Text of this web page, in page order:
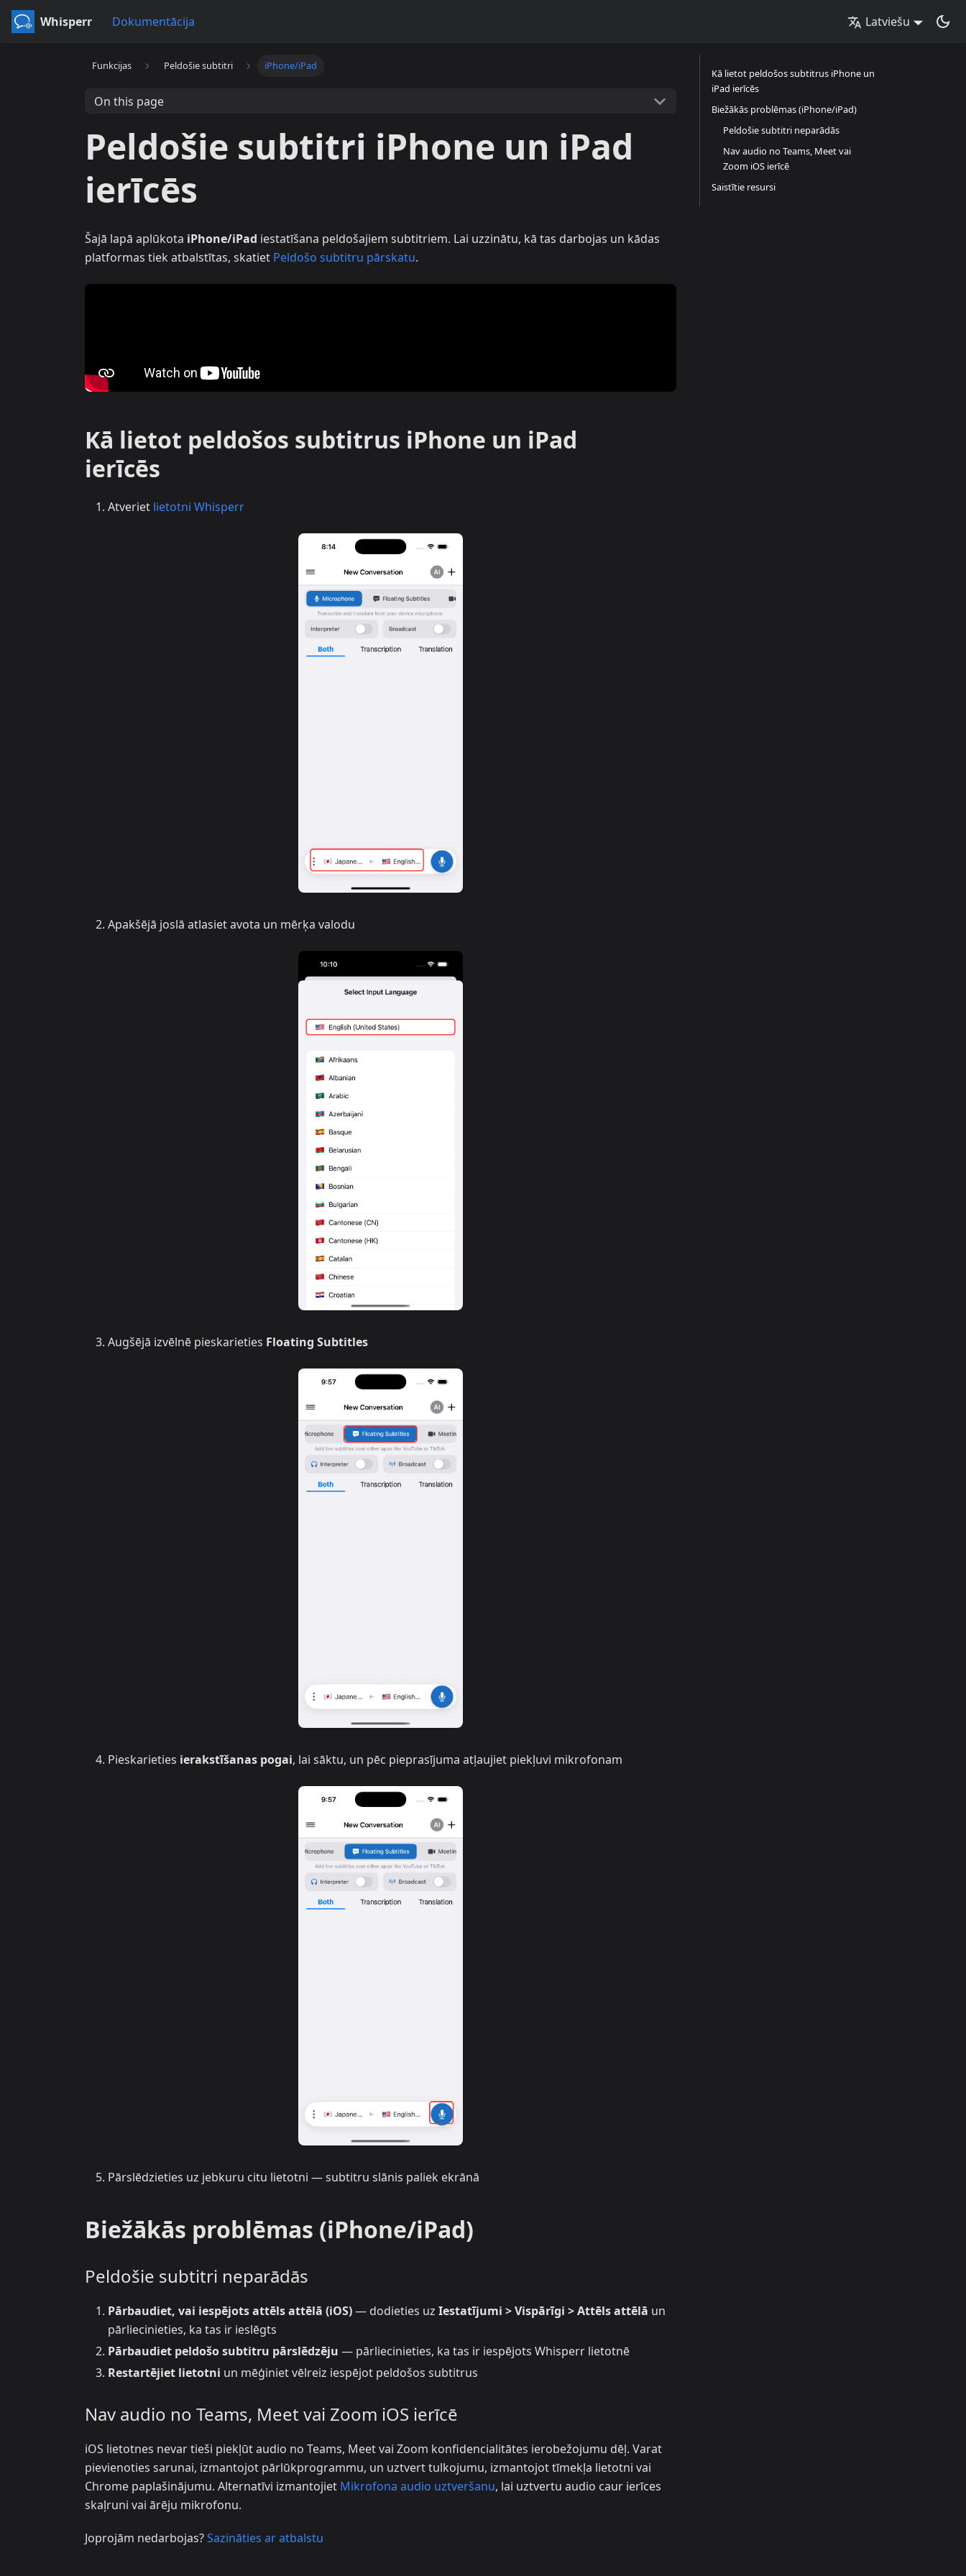
Whisperr Dokumentācija Latviešu
Funkcijas Peldošie subtitri iPhone/iPad
On this page
Peldošie subtitri iPhone un iPad
ierīcēs
Šajā lapā aplūkota iPhone/iPad iestatīšana peldošajiem subtitriem. Lai uzzinātu, kā tas darbojas un kādas
platformas tiek atbalstītas, skatiet Peldošo subtitru pārskatu.
Kā lietot peldošos subtitrus iPhone un iPad
ierīcēs
Atveriet lietotni Whisperr
Apakšējā joslā atlasiet avota un mērķa valodu
Augšējā izvēlnē pieskarieties Floating Subtitles
Pieskarieties ierakstīšanas pogai, lai sāktu, un pēc pieprasījuma atļaujiet piekļuvi mikrofonam
Pārslēdzieties uz jebkuru citu lietotni — subtitru slānis paliek ekrānā
Biežākās problēmas (iPhone/iPad)
Peldošie subtitri neparādās
Pārbaudiet, vai iespējots attēls attēlā (iOS)— dodieties uz Iestatījumi > Vispārīgi > Attēls attēlā un
pārliecinieties, ka tas ir ieslēgts
Pārbaudiet peldošo subtitru pārslēdzēju — pārliecinieties, ka tas ir iespējots Whisperr lietotnē
Restartējiet lietotni un mēģiniet vēlreiz iespējot peldošos subtitrus
Nav audio no Teams, Meet vai Zoom iOS ierīcē
iOS lietotnes nevar tieši piekļūt audio no Teams, Meet vai Zoom konfidencialitātes ierobežojumu dēļ. Varat
pievienoties sarunai, izmantojot pārlūkprogrammu, un uztvert tulkojumu, izmantojot tīmekļa lietotni vai
Chrome paplašinājumu. Alternatīvi izmantojiet Mikrofona audio uztveršanu, lai uztvertu audio caur ierīces
skaļruni vai ārēju mikrofonu.
Joprojām nedarbojas?Sazināties ar atbalstu
Kā lietot peldošos subtitrus iPhone un
iPad ierīcēs
Biežākās problēmas (iPhone/iPad)
Peldošie subtitri neparādās
Nav audio no Teams, Meet vai
Zoom iOS ierīcē
Saistītie resursi